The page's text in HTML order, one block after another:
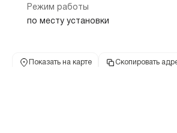
Режим работы
по месту установки
Показать на карте Скопировать